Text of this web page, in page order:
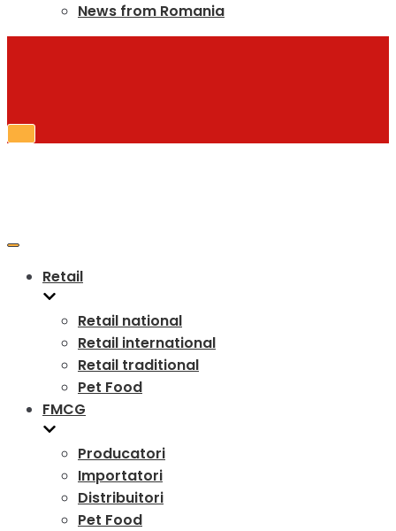
News from Romania
Toggle
Toggle
Retail
Retail national
Retail international
Retail traditional
Pet Food
FMCG
Producatori
Importatori
Distribuitori
Pet Food